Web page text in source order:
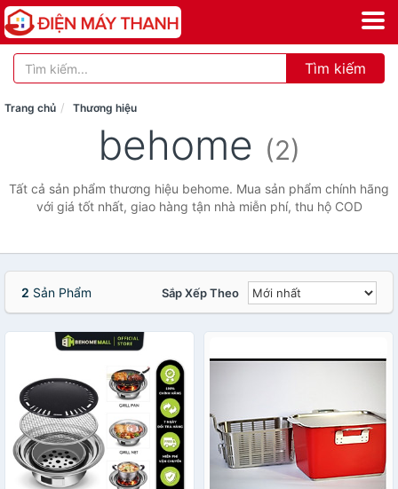
Tìm kiếm
Trang chủ Thương hiệu
behome (2)
Tất cả sản phẩm thương hiệu behome. Mua sản phẩm chính hãng
với giá tốt nhất, giao hàng tận nhà miễn phí, thu hộ COD
2 Sản Phẩm Sắp Xếp Theo